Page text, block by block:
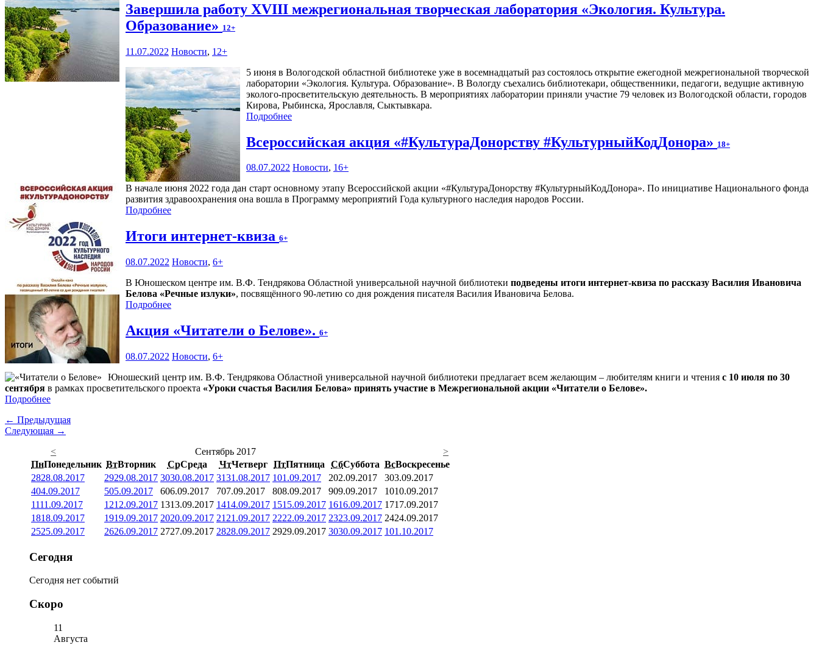
Завершила работу XVIII межрегиональная творческая лаборатория «Экология. Культура.
Образование» 12+
11.07.2022 Новости, 12+
5 июня в Вологодской областной библиотеке уже в восемнадцатый раз состоялось открытие ежегодной межрегиональной творческой
лаборатории «Экология. Культура. Образование». В Вологду съехались библиотекари, общественники, педагоги, ведущие активную
эколого-просветительскую деятельность. В мероприятиях лаборатории приняли участие 79 человек из Вологодской области, городов
Кирова, Рыбинска, Ярославля, Сыктывкара.
Подробнее
Всероссийская акция «#КультураДонорству #КультурныйКодДонора» 18+
08.07.2022 Новости, 16+
В начале июня 2022 года дан старт основному этапу Всероссийской акции «#КультураДонорству #КультурныйКодДонора». По инициативе Национального фонда
развития здравоохранения она вошла в Программу мероприятий Года культурного наследия народов России.
Подробнее
Итоги интернет-квиза 6+
08.07.2022 Новости, 6+
В Юношеском центре им. В.Ф. Тендрякова Областной универсальной научной библиотеки подведены итоги интернет-квиза по рассказу Василия Ивановича
Белова «Речные излуки», посвящённого 90-летию со дня рождения писателя Василия Ивановича Белова.
Подробнее
Акция «Читатели о Белове». 6+
08.07.2022 Новости, 6+
Юношеский центр им. В.Ф. Тендрякова Областной универсальной научной библиотеки предлагает всем желающим – любителям книги и чтения с 10 июля по 30
сентября в рамках просветительского проекта «Уроки счастья Василия Белова» принять участие в Межрегиональной акции «Читатели о Белове».
Подробнее
← Предыдущая
Следующая →
<
Сентябрь 2017
>
ПнПонедельник ВтВторник СрСреда ЧтЧетверг ПтПятница СбСуббота ВсВоскресенье
2828.08.2017 2929.08.2017 3030.08.2017 3131.08.2017 101.09.2017 202.09.2017 303.09.2017
404.09.2017 505.09.2017 606.09.2017 707.09.2017 808.09.2017 909.09.2017 1010.09.2017
1111.09.2017 1212.09.2017 1313.09.2017 1414.09.2017 1515.09.2017 1616.09.2017 1717.09.2017
1818.09.2017 1919.09.2017 2020.09.2017 21 21.09.2017 2222.09.2017 2323.09.2017 2424.09.2017
2525.09.2017 2626.09.2017 2727.09.2017 2828.09.2017 2929.09.2017 3030.09.2017 101.10.2017
Сегодня
Сегодня нет событий
Скоро
11
Августа